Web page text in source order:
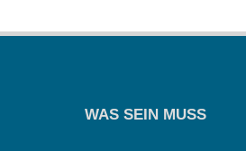
WAS SEIN MUSS